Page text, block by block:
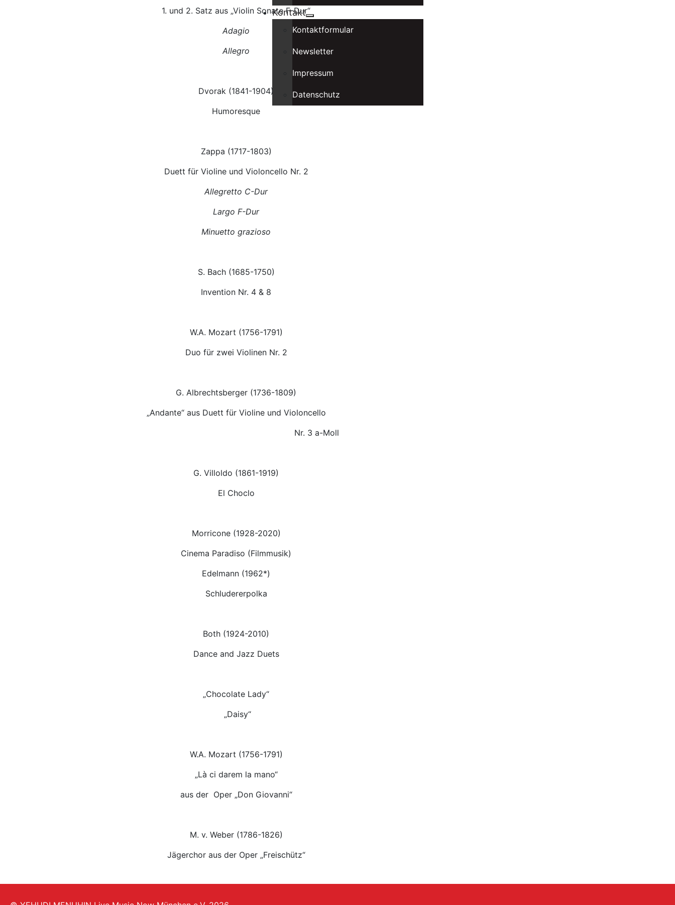
Kontakt
Kontaktformular
Newsletter
Impressum
Datenschutz
1. und 2. Satz aus „Violin Sonate F-Dur“
Adagio
Allegro
Dvorak (1841-1904)
Humoresque
Zappa (1717-1803)
Duett für Violine und Violoncello Nr. 2
Allegretto C-Dur
Largo F-Dur
Minuetto grazioso
S. Bach (1685-1750)
Invention Nr. 4 & 8
W.A. Mozart (1756-1791)
Duo für zwei Violinen Nr. 2
G. Albrechtsberger (1736-1809)
„Andante“ aus Duett für Violine und Violoncello
Nr. 3 a-Moll
G. Villoldo (1861-1919)
El Choclo
Morricone (1928-2020)
Cinema Paradiso (Filmmusik)
Edelmann (1962*)
Schludererpolka
Both (1924-2010)
Dance and Jazz Duets
„Chocolate Lady“
„Daisy“
W.A. Mozart (1756-1791)
„Là ci darem la mano“
aus der Oper „Don Giovanni“
M. v. Weber (1786-1826)
Jägerchor aus der Oper „Freischütz“